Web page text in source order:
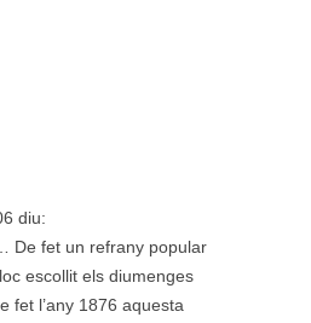
diu:
De fet un refrany popular
escollit els diumenges
fet l’any 1876 aquesta